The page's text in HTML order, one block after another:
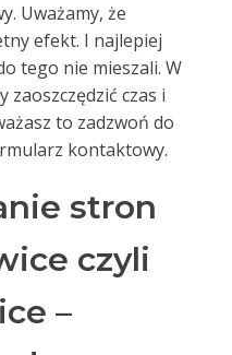
Uważamy, że
efekt. I najlepiej
tego nie mieszali. W
zaoszczędzić czas i
to zadzwoń do
kontaktowy.
stron
czyli
–